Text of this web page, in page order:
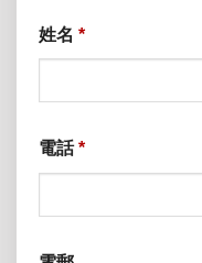
姓名 *
電話*